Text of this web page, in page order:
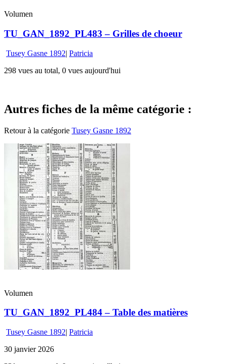
Volumen
TU_GAN_1892_PL483 – Grilles de choeur
Tusey Gasne 1892| Patricia
298 vues au total, 0 vues aujourd'hui
Autres fiches de la même catégorie :
Retour à la catégorie Tusey Gasne 1892
Volumen
TU_GAN_1892_PL484 – Table des matières
Tusey Gasne 1892| Patricia
30 janvier 2026